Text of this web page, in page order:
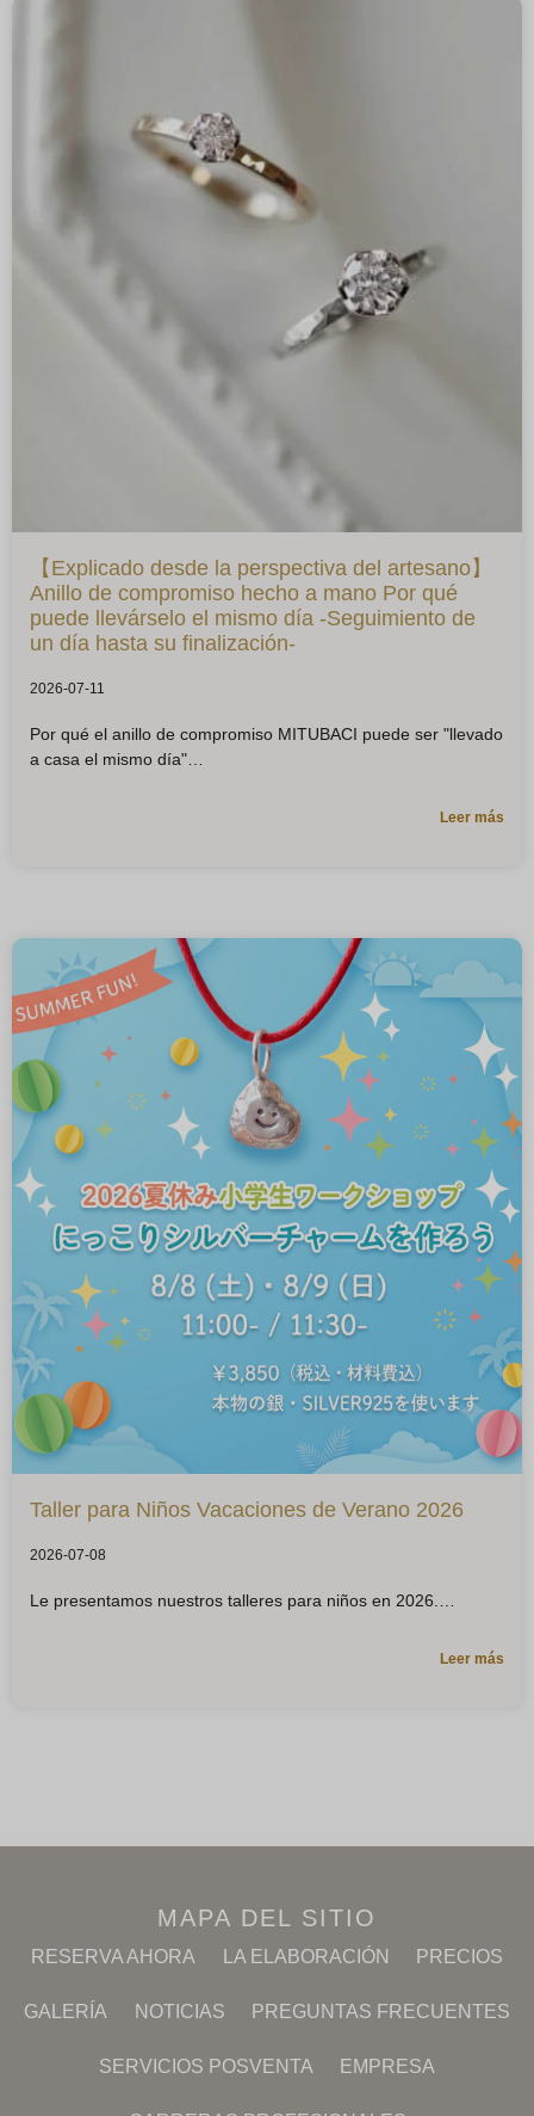
【Explicado desde la perspectiva del artesano】
Anillo de compromiso hecho a mano Por qué
puede llevárselo el mismo día -Seguimiento de
un día hasta su finalización-
2026-07-11
Por qué el anillo de compromiso MITUBACI puede ser "llevado
a casa el mismo día"
Leer más
Taller para Niños Vacaciones de Verano 2026
2026-07-08
Le presentamos nuestros talleres para niños en 2026.
Leer más
MAPA DEL SITIO
RESERVA AHORA LA ELABORACIÓN PRECIOS
GALERÍA NOTICIAS PREGUNTAS FRECUENTES
SERVICIOS POSVENTA EMPRESA